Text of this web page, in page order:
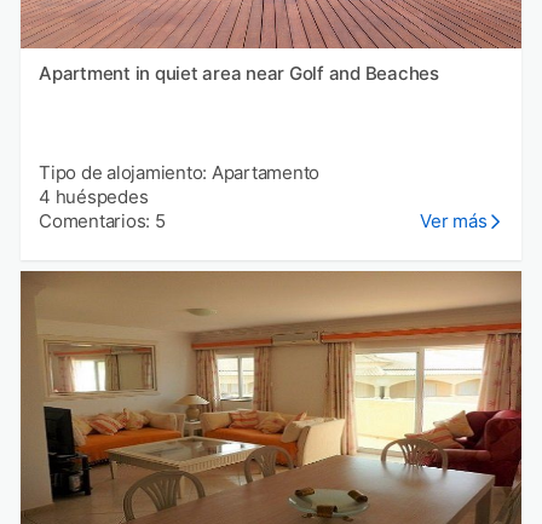
Apartment in quiet area near Golf and Beaches
Tipo de alojamiento: Apartamento
4 huéspedes
Comentarios: 5
Ver más